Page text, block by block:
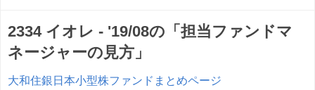
2334 イオレ - '19/08の「担当ファンドマ
ネージャーの見方」
大和住銀日本小型株ファンドまとめページ